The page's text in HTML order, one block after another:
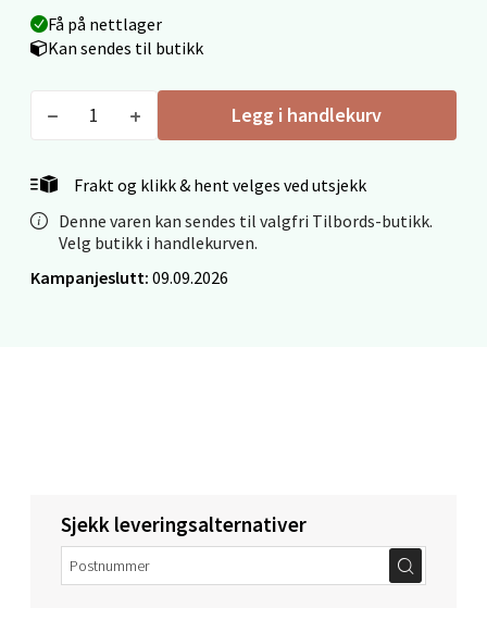
Få på nettlager
Kan sendes til butikk
Legg i handlekurv
Frakt og klikk & hent velges ved utsjekk
Denne varen kan sendes til valgfri Tilbords-butikk.
Velg butikk i handlekurven.
Kampanjeslutt: 09.09.2026
Sjekk leveringsalternativer
Mo i Rana - Thon Senter Mo i Rana
Åpent i dag 09-19
Molde - Moldetorget